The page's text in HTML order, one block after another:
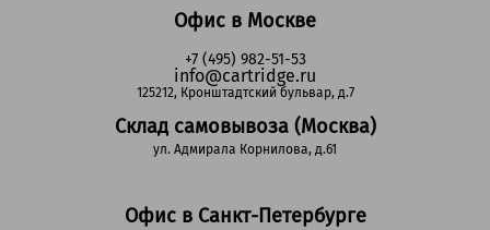
Офис в Москве
+7 (495) 982-51-53
info@cartridge.ru
125212, Кронштадтский бульвар, д.7
Склад самовывоза (Москва)
ул. Адмирала Корнилова, д.61
Офис в Санкт-Петербурге